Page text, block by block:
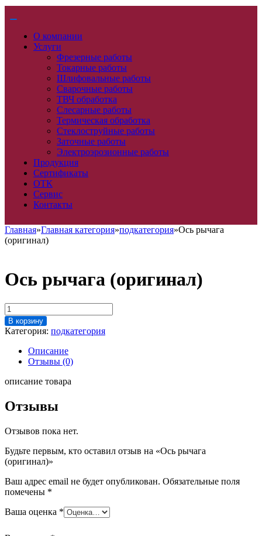
О компании
Услуги
Фрезерные работы
Токарные работы
Шлифовальные работы
Сварочные работы
ТВЧ обработка
Слесарные работы
Термическая обработка
Стеклоструйные работы
Заточные работы
Электроэрозионные работы
Продукция
Сертификаты
ОТК
Сервис
Контакты
Главная»Главная категория»подкатегория»Ось рычага
(оригинал)
Ось рычага (оригинал)
Количество
товара
Ось
(оригинал)
В корзину
Категория: подкатегория
Описание
Отзывы (0)
описание товара
Отзывы
Отзывов пока нет.
Будьте первым, кто оставил отзыв на «Ось рычага
(оригинал)»
Ваш адрес email не будет опубликован. Обязательные поля
помечены *
Ваша оценка *